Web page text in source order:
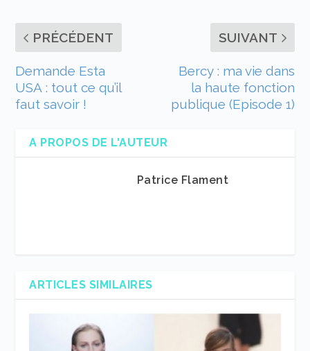
PRÉCÉDENT
Demande Esta
USA : tout ce qu’il
faut savoir !
SUIVANT
Bercy : ma vie dans
la haute fonction
publique (Episode 1)
A PROPOS DE L'AUTEUR
Patrice Flament
ARTICLES SIMILAIRES